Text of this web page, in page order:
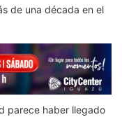
de una década en el
parece haber llegado